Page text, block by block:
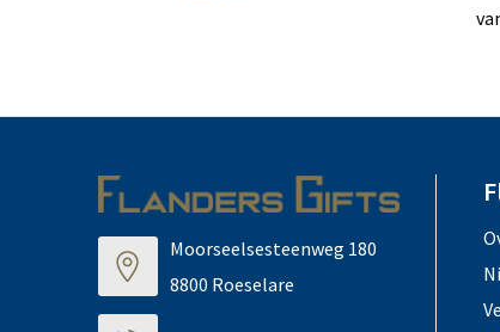
Moorseelsesteenweg 180
8800 Roeselare